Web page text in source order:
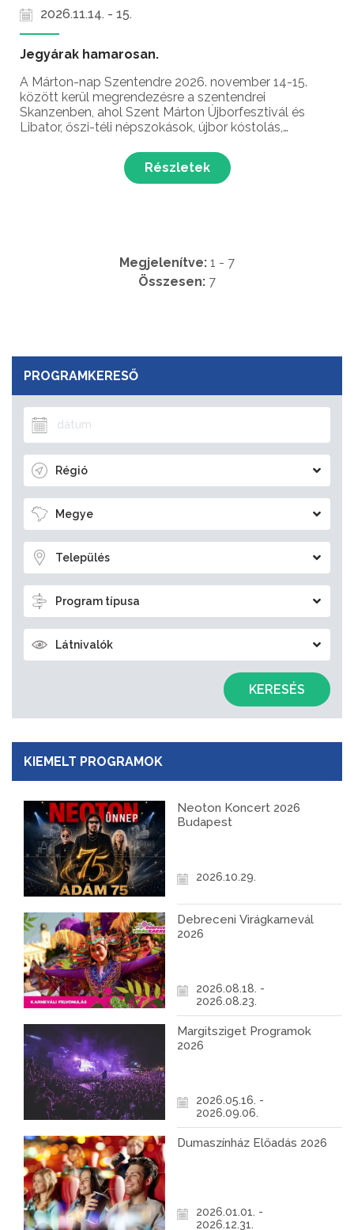
2026.11.14. - 15.
Jegyárak hamarosan.
A Márton-nap Szentendre 2026. november 14-15.
között kerül megrendezésre a szentendrei
Skanzenben, ahol Szent Márton Újborfesztivál és
Libator, őszi-téli népszokások, újbor kóstolás,
még sok meglepetés várja a látogatókat Márton-nap
Részletek
Megjelenítve: 1 - 7
Összesen: 7
PROGRAMKERESŐ
Régió
Megye
Település
Program típusa
Látnivalók
KERESÉS
KIEMELT PROGRAMOK
Neoton Koncert 2026
Budapest
2026.10.29.
Debreceni Virágkarnevál
2026
2026.08.18. -
2026.08.23.
Margitsziget Programok
2026
2026.05.16. -
2026.09.06.
Dumaszínház Előadás 2026
2026.01.01. -
2026.12.31.